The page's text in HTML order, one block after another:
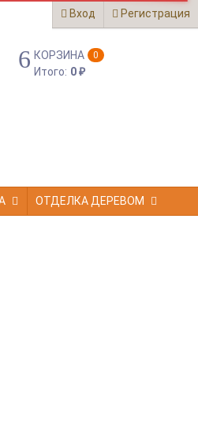
Вход Регистрация
КОРЗИНА 0
Итого: 0₽
ОТДЕЛКА ДЕРЕВОМ